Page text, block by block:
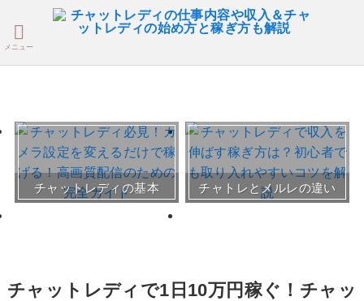
メニュー
チャットレディの基本 チャトレとメルレの違い
おすすめチャトレ事務所＆
サイト
30～50代向けサイト
チャットレディで1日10万円稼ぐ！チャッ